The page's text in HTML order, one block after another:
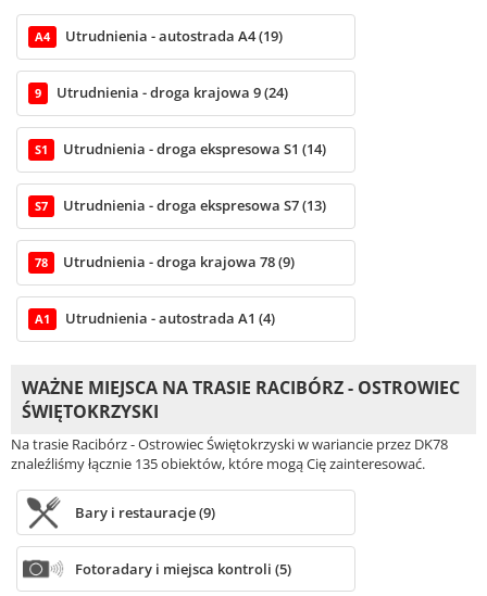
A4 Utrudnienia - autostrada A4 (19)
9 Utrudnienia - droga krajowa 9 (24)
S1 Utrudnienia - droga ekspresowa S1 (14)
S7 Utrudnienia - droga ekspresowa S7 (13)
78 Utrudnienia - droga krajowa 78 (9)
A1 Utrudnienia - autostrada A1 (4)
WAŻNE MIEJSCA NA TRASIE RACIBÓRZ - OSTROWIEC
ŚWIĘTOKRZYSKI
Na trasie Racibórz - Ostrowiec Świętokrzyski w wariancie przez DK78
znaleźliśmy łącznie 135 obiektów, które mogą Cię zainteresować.
Bary i restauracje (9)
Fotoradary i miejsca kontroli (5)